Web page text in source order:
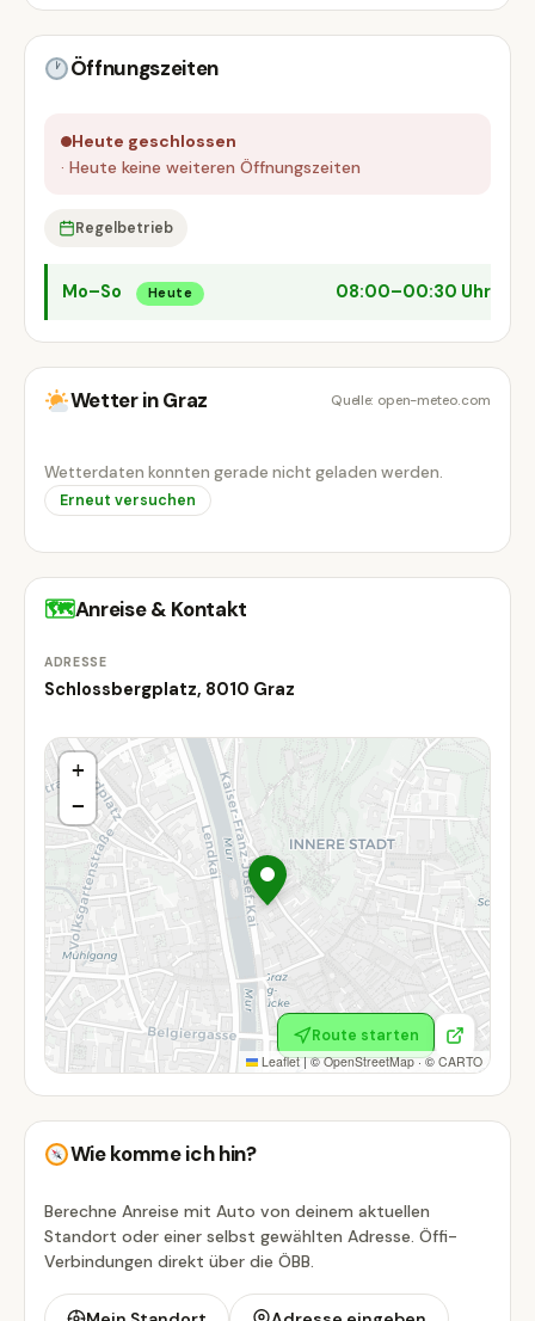
Öffnungszeiten
Heute geschlossen
· Heute keine weiteren Öffnungszeiten
Regelbetrieb
Mo–So Heute 08:00–00:30 Uhr
Wetter in Graz Quelle: open-meteo.com
Wetterdaten konnten gerade nicht geladen werden.
Erneut versuchen
🗺Anreise & Kontakt
ADRESSE
Schlossbergplatz, 8010 Graz
+
−
Leaflet |©OpenStreetMap· © CARTO
Route starten
Wie komme ich hin?
Berechne Anreise mit Auto von deinem aktuellen
Standort oder einer selbst gewählten Adresse. Öffi-
Verbindungen direkt über die ÖBB.